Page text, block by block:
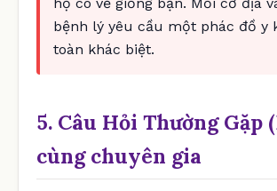
bệnh lý yêu cầu một phác đồ y
toàn khác biệt.
5. Câu Hỏi Thường Gặp
cùng chuyên gia